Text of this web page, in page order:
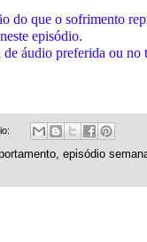
do que o sofrimento
episódio.
áudio preferida ou no
, episódio